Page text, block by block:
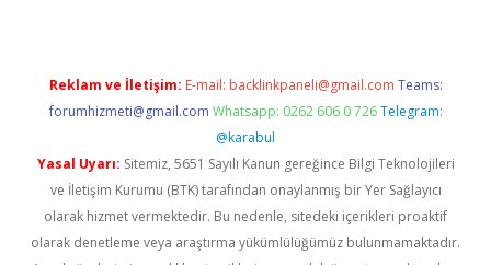
Reklam ve İletişim: E-mail: backlinkpaneli@gmail.com Teams:
forumhizmeti@gmail.com Whatsapp: 0262 606 0 726 Telegram:
@karabul
Yasal Uyarı: Sitemiz, 5651 Sayılı Kanun gereğince Bilgi Teknolojileri
ve İletişim Kurumu (BTK) tarafından onaylanmış bir Yer Sağlayıcı
olarak hizmet vermektedir. Bu nedenle, sitedeki içerikleri proaktif
olarak denetleme veya araştırma yükümlülüğümüz bulunmamaktadır.